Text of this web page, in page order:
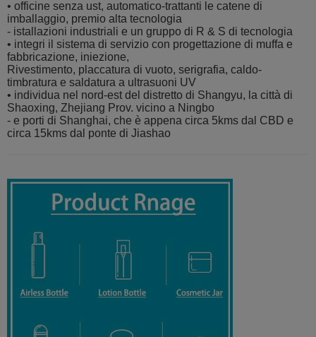
• officine senza ust, automatico-trattanti le catene di
imballaggio, premio alta tecnologia
- istallazioni industriali e un gruppo di R & S di tecnologia
• integri il sistema di servizio con progettazione di muffa e
fabbricazione, iniezione,
Rivestimento, placcatura di vuoto, serigrafia, caldo-
timbratura e saldatura a ultrasuoni UV
• individua nel nord-est del distretto di Shangyu, la città di
Shaoxing, Zhejiang Prov. vicino a Ningbo
- e porti di Shanghai, che è appena circa 5kms dal CBD e
circa 15kms dal ponte di Jiashao